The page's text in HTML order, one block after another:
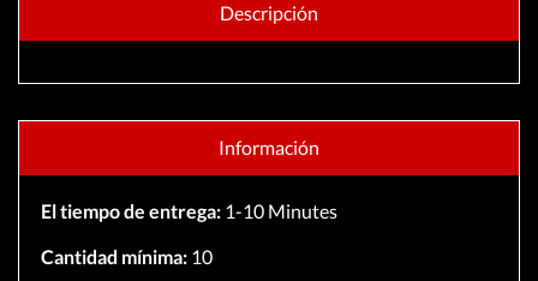
Descripción
Información
El tiempo de entrega:1-10 Minutes
Cantidad mínima:10